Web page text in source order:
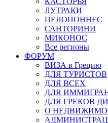
ЛУТРАКИ
ПЕЛОПОННЕС
САНТОРИНИ
МИКОНОС
Все регионы
ФОРУМ
ВИЗА в Грецию
ДЛЯ ТУРИСТОВ
ДЛЯ ВСЕХ
ДЛЯ
ДЛЯ ГРЕКОВ
О